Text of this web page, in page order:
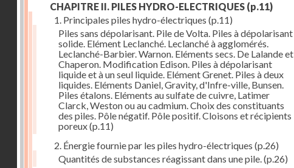
CHAPITRE II. PILES HYDRO-ELECTRIQUES (p.11)
1. Principales piles hydro-électriques (p.11)
Piles sans dépolarisant. Pile de Volta. Piles à dépolarisant
solide. Elément Leclanché. Leclanché à agglomérés.
Leclanché-Barbier. Warnon. Eléments secs. De Lalande et
Chaperon. Modification Edison. Piles à dépolarisant
liquide et à un seul liquide. Elément Grenet. Piles à deux
liquides. Eléments Daniel, Gravity, d'Infre-ville, Bunsen.
Piles étalons. Eléments au sulfate de cuivre, Latimer
Clarck, Weston ou au cadmium. Choix des constituants
des piles. Pôle négatif. Pôle positif. Cloisons et récipients
poreux(p.11)
2. Énergie fournie par les piles hydro-électriques (p.26)
Quantités de substances réagissant dans une pile.(p.26)